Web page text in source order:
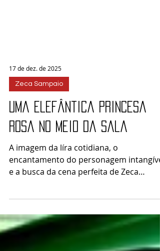
17 de dez. de 2025
Zeca Sampaio
Uma elefântica princesa
A imagem da líra cotidiana, o
encantamento do personagem intangível
Sampaio